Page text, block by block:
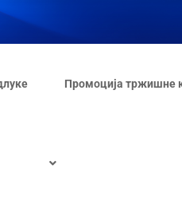
Промоција тржишне